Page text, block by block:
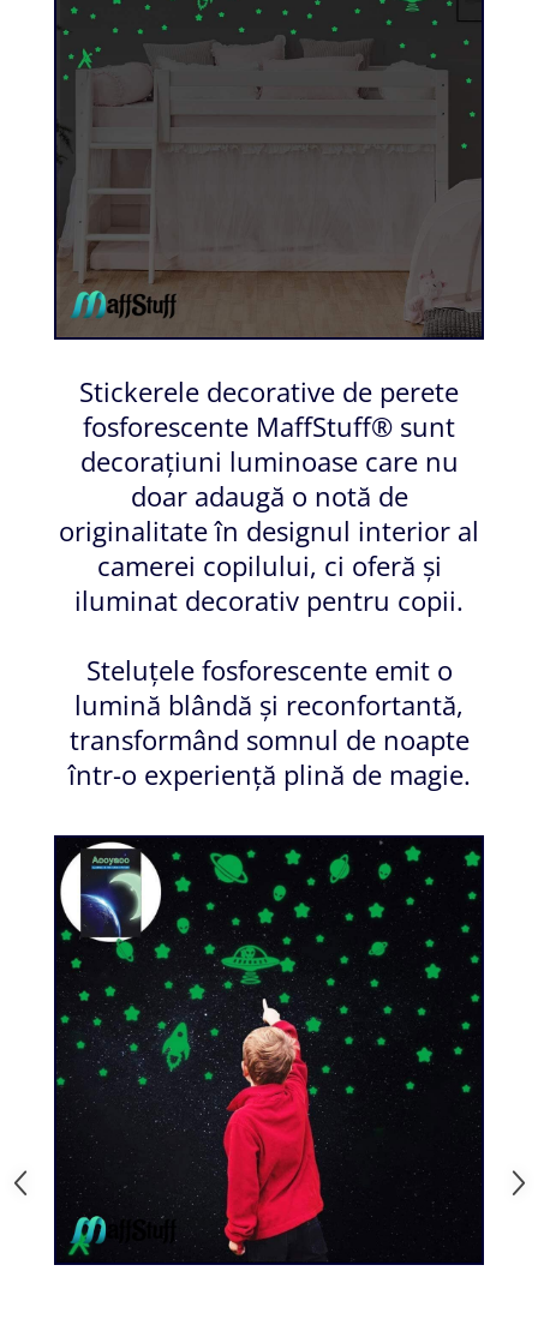
Stickerele decorative de perete
fosforescente MaffStuff® sunt
decorațiuni luminoase care nu
doar adaugă o notă de
originalitate în designul interior al
camerei copilului, ci oferă și
iluminat decorativ pentru copii.
Steluțele fosforescente emit o
lumină blândă și reconfortantă,
transformând somnul de noapte
într-o experiență plină de magie.